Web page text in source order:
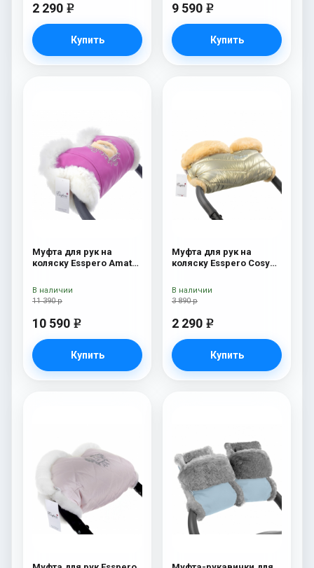
2 290 e
Купить
9 590 e
Купить
Муфта для рук на
коляску Esspero Amato
11 390 р
10 590 e
Купить
В наличии
Муфта для рук на
коляску Esspero Cosy
3 890 р
2 290 e
Купить
В наличии